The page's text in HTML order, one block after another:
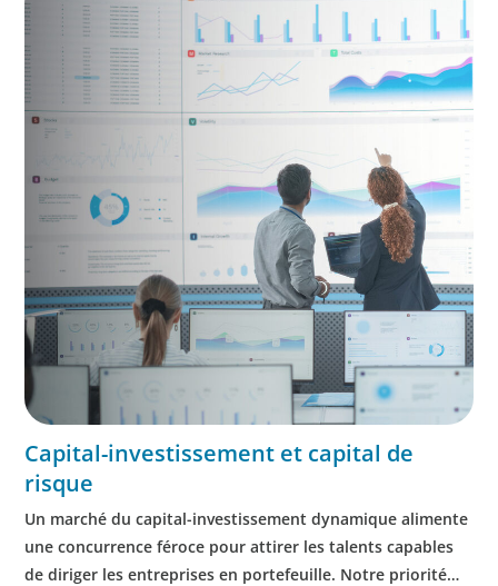
Capital-investissement et capital de
risque
Un marché du capital-investissement dynamique alimente
une concurrence féroce pour attirer les talents capables
de diriger les entreprises en portefeuille. Notre priorité